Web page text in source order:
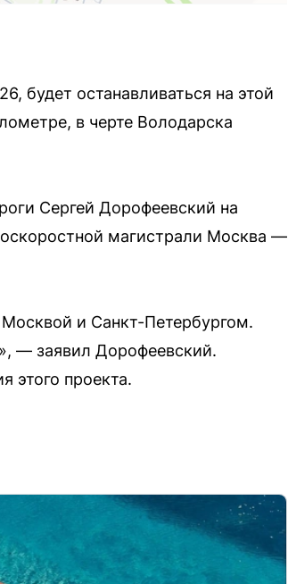
будет останавливаться на этой
в черте Володарска
Сергей Дорофеевский на
магистрали Москва —
и Санкт-Петербургом.
— заявил Дорофеевский.
этого проекта.